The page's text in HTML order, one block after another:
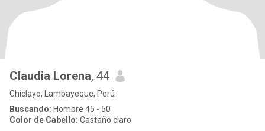
Claudia Lorena, 44
Chiclayo, Lambayeque, Perú
Buscando: Hombre 45 - 50
Color de Cabello: Castaño claro